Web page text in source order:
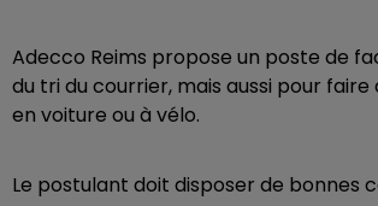
Adecco Reims propose un poste de
du tri du courrier, mais aussi pour faire
en voiture ou à vélo.
Le postulant doit disposer de bonnes